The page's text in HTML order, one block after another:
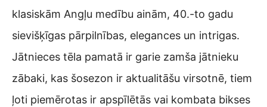
klasiskām Angļu medību ainām, 40.-to gadu
sievišķīgas pārpilnības, elegances un intrigas.
Jātnieces tēla pamatā ir garie zamša jātnieku
zābaki, kas šosezon ir aktualitāšu virsotnē, tiem
ļoti piemērotas ir apspīlētās vai kombata bikses